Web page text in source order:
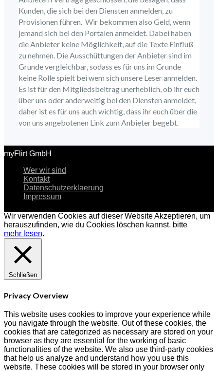
Kunden, die sich bei den Diensten anmelden, zu
Provisionen führen. Wir bekommen also Geld, wenn
jemand sich bei den Portalen anmeldet. Dabei haben
die Anbieter keine Möglichkeit, auf die Texte Einfluß
zu nehmen. Die Ausschüttungen der Anbieter sind im
Grunde vergleichbar, sodass es für uns im Grunde
keine Rolle spielt bei wem sich unsere Leser anmelden.
Es ist für den Mitgliedsbeitrag unerheblich, ob ihr euch
über uns oder anderweitig bei den Diensten anmeldet,
daher ist es für uns auch wichtig, dass ihr euch über die
von uns angebotenen Link zum Anbieter begebt.
myFlirt GmbH
Wer wir sind
Kontakt
Datenschutzerklaerung
Impressum
Wir verwenden Cookies auf dieser WebsiteAkzeptieren, um
herauszufinden, wie du Cookies löschen kannst, bitte
mehr lesen.
Schließen
Privacy Overview
This website uses cookies to improve your experience while
you navigate through the website. Out of these cookies, the
cookies that are categorized as necessary are stored on your
browser as they are essential for the working of basic
functionalities of the website. We also use third-party cookies
that help us analyze and understand how you use this
website. These cookies will be stored in your browser only